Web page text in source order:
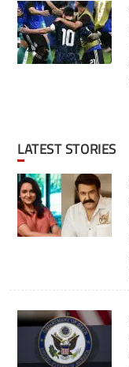
LATEST STORIES